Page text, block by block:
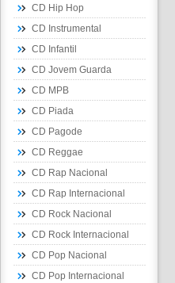
CD Hip Hop
CD Instrumental
CD Infantil
CD Jovem Guarda
CD MPB
CD Piada
CD Pagode
CD Reggae
CD Rap Nacional
CD Rap Internacional
CD Rock Nacional
CD Rock Internacional
CD Pop Nacional
CD Pop Internacional